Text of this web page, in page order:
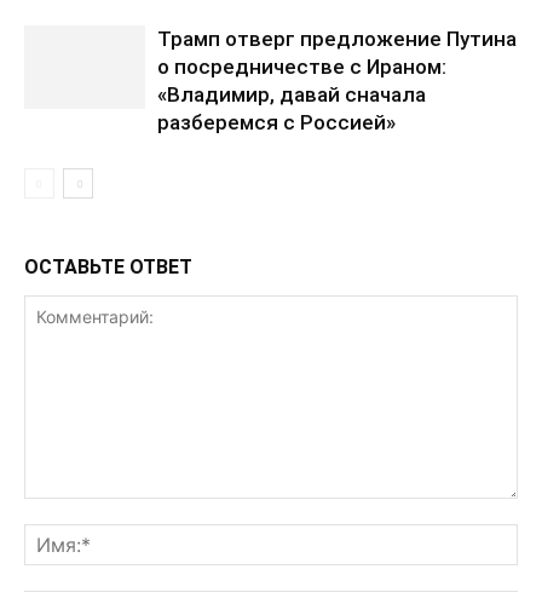
Трамп отверг предложение Путина
о посредничестве с Ираном:
«Владимир, давай сначала
разберемся с Россией»
ОСТАВЬТЕ ОТВЕТ